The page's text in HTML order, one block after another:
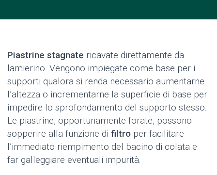
Piastrine stagnate ricavate direttamente da
lamierino. Vengono impiegate come base per i
supporti qualora si renda necessario aumentarne
l’altezza o incrementarne la superficie di base per
impedire lo sprofondamento del supporto stesso.
Le piastrine, opportunamente forate, possono
sopperire alla funzione di filtro per facilitare
l’immediato riempimento del bacino di colata e
far galleggiare eventuali impurità.